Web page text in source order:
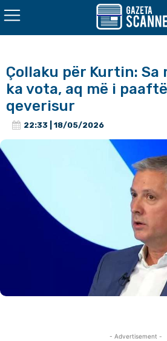
Çollaku për Kurtin: Sa
ka vota, aq më i
qeverisur
22:33 | 18/05/2026
- Advertisement -